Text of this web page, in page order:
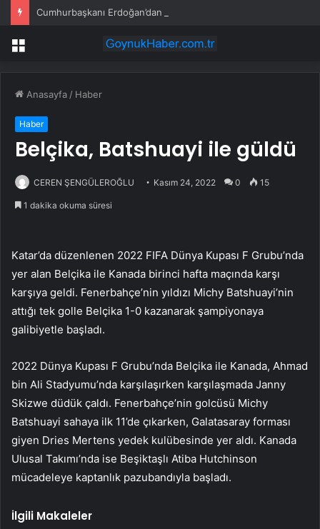
Menü
Anasayfa / Haber
Haber
Belçika, Batshuayi ile güldü
CEREN ŞENGÜLEROĞLU Kasım 24, 2022 0 15
1 dakika okuma süresi
Katar’da düzenlenen 2022 FIFA Dünya Kupası F Grubu’nda
yer alan Belçika ile Kanada birinci hafta maçında karşı
karşıya geldi. Fenerbahçe’nin yıldızı Michy Batshuayi’nin
attığı tek golle Belçika 1-0 kazanarak şampiyonaya
galibiyetle başladı.
2022 Dünya Kupası F Grubu’nda Belçika ile Kanada, Ahmad
bin Ali Stadyumu’nda karşılaşırken karşılaşmada Janny
Skizwe düdük çaldı. Fenerbahçe’nin golcüsü Michy
Batshuayi sahaya ilk 11’de çıkarken, Galatasaray forması
giyen Dries Mertens yedek kulübesinde yer aldı. Kanada
Ulusal Takımı’nda ise Beşiktaşlı Atiba Hutchinson
mücadeleye kaptanlık pazubandıyla başladı.
İlgili Makaleler